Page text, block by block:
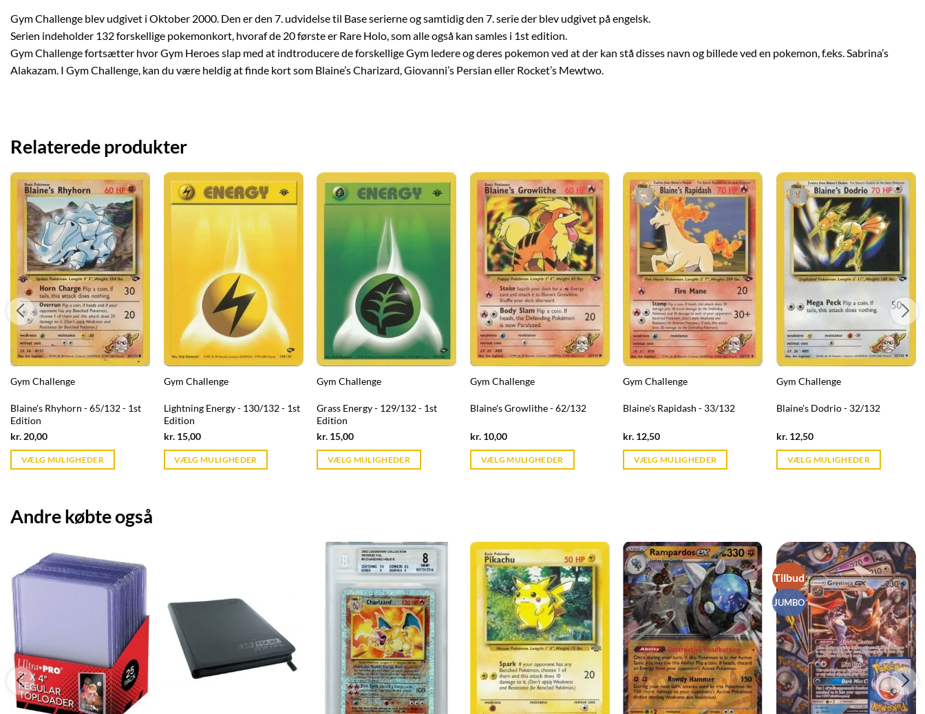
Gym Challenge blev udgivet i Oktober 2000. Den er den 7. udvidelse til Base serierne og samtidig den 7. serie der blev udgivet på engelsk.
Serien indeholder 132 forskellige pokemonkort, hvoraf de 20 første er Rare Holo, som alle også kan samles i 1st edition.
Gym Challenge fortsætter hvor Gym Heroes slap med at indtroducere de forskellige Gym ledere og deres pokemon ved at der kan stå disses navn og billede ved en pokemon, f.eks. Sabrina’s
Alakazam. I Gym Challenge, kan du være heldig at finde kort som Blaine’s Charizard, Giovanni’s Persian eller Rocket’s Mewtwo.
Relaterede produkter
Gym Challenge
Blaine's Rhyhorn - 65/132 - 1st
Edition
kr. 20,00Current
is:
kr. 39,95.
VÆLG MULIGHEDER
Gym Challenge
Lightning Energy - 130/132 - 1st
Edition
kr.15,00Current
is:
kr. 39,95.
VÆLG MULIGHEDER
Gym Challenge
Grass Energy - 129/132 - 1st
Edition
kr. 15,00Current
is:
kr. 39,95.
VÆLG MULIGHEDER
Gym Challenge
Blaine's Growlithe - 62/132
kr.10,00Current
is:
kr. 39,95.
VÆLG MULIGHEDER
Gym Challenge
Blaine's Rapidash - 33/132
kr. 12,50Current
is:
kr. 39,95.
VÆLG MULIGHEDER
Gym Challenge
Blaine's Dodrio - 32/132
kr.12,50Current
is:
kr. 39,95.
VÆLG MULIGHEDER
Andre købte også
Tilbud
JUMBO